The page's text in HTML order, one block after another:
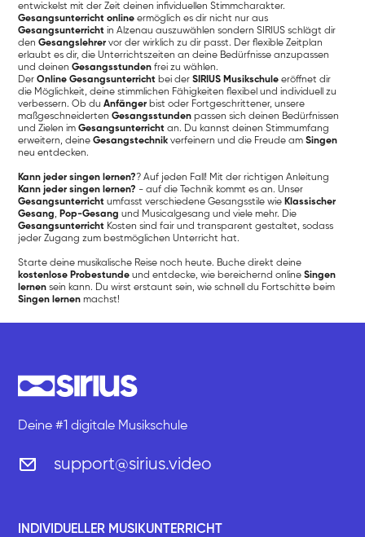
entwickelst mit der Zeit deinen infividuellen Stimmcharakter.
Gesangsunterricht online ermöglich es dir nicht nur aus
Gesangsunterricht in Alzenau auszuwählen sondern SIRIUS schlägt dir
denGesangslehrer vor der wirklich zu dir passt. Der flexible Zeitplan
erlaubt es dir, die Unterrichtszeiten an deine Bedürfnisse anzupassen
und deinenGesangsstunden frei zu wählen.
DerOnline Gesangsunterricht bei derSIRIUS Musikschule eröffnet dir
die Möglichkeit, deine stimmlichen Fähigkeiten flexibel und individuell zu
verbessern. Ob duAnfänger bist oder Fortgeschrittener, unsere
maßgeschneidertenGesangsstunden passen sich deinen Bedürfnissen
und Zielen imGesangsunterricht an. Du kannst deinen Stimmumfang
erweitern, deineGesangstechnik verfeinern und die Freude amSingen
neu entdecken.
Kann jeder singen lernen?? Auf jeden Fall! Mit der richtigen Anleitung
Kann jeder singen lernen? - auf die Technik kommt es an. Unser
Gesangsunterricht umfasst verschiedene Gesangsstile wie Klassischer
Gesang, Pop-Gesang und Musicalgesang und viele mehr. Die
Gesangsunterricht Kosten sind fair und transparent gestaltet, sodass
jeder Zugang zum bestmöglichen Unterricht hat.
Starte deine musikalische Reise noch heute. Buche direkt deine
kostenlose Probestunde und entdecke, wie bereichernd onlineSingen
lernen sein kann. Du wirst erstaunt sein, wie schnell du Fortschitte beim
Singen lernen machst!
Deine #1 digitale Musikschule
support@sirius.video
INDIVIDUELLER MUSIKUNTERRICHT